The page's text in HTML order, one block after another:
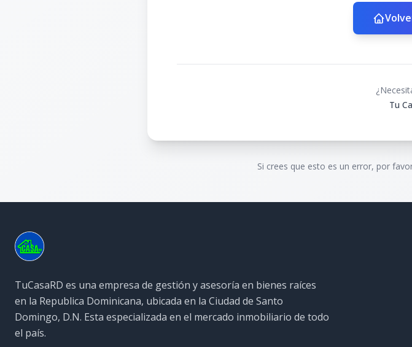
Tu
Si crees que esto es un error, por
TuCasaRD es una empresa de gestión y asesoría en bienes raíces
en la Republica Dominicana, ubicada en la Ciudad de Santo
Domingo, D.N. Esta especializada en el mercado inmobiliario de todo
el país.